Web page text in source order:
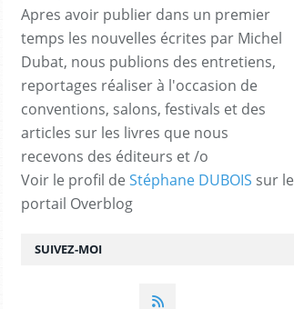
VIDÉOS, GRANDEUR NATURE)
SUIVEZ-MOI
Apres avoir publier dans un premier
temps les nouvelles écrites par Michel
Dubat, nous publions des entretiens,
reportages réaliser à l'occasion de
conventions, salons, festivals et des
articles sur les livres que nous
recevons des éditeurs et /o
Voir le profil de Stéphane DUBOIS sur le
portail Overblog